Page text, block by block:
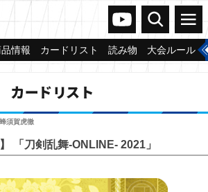
ヴァンガードch
検索 メニュー
情報 カードリスト 読み物 大会ルール
カードリスト
蜂須賀虎徹
「刀剣乱舞-ONLINE- 2021」